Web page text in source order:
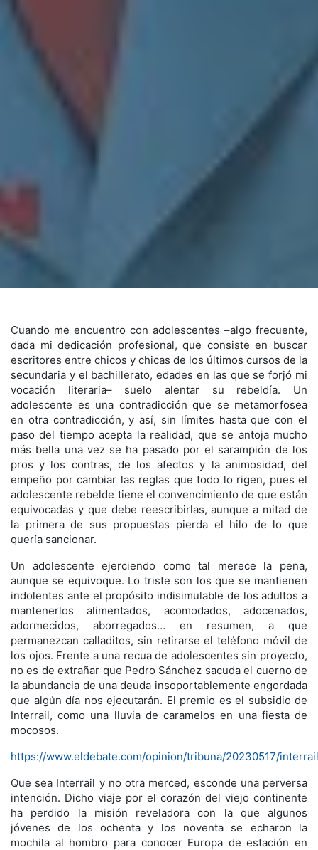
Cuando me encuentro con adolescentes –algo frecuente,
dada mi dedicación profesional, que consiste en buscar
escritores entre chicos y chicas de los últimos cursos de la
secundaria y el bachillerato, edades en las que se forjó mi
vocación literaria– suelo alentar su rebeldía. Un
adolescente es una contradicción que se metamorfosea
en otra contradicción, y así, sin límites hasta que con el
paso del tiempo acepta la realidad, que se antoja mucho
más bella una vez se ha pasado por el sarampión de los
pros y los contras, de los afectos y la animosidad, del
empeño por cambiar las reglas que todo lo rigen, pues el
adolescente rebelde tiene el convencimiento de que están
equivocadas y que debe reescribirlas, aunque a mitad de
la primera de sus propuestas pierda el hilo de lo que
quería sancionar.
Un adolescente ejerciendo como tal merece la pena,
aunque se equivoque. Lo triste son los que se mantienen
indolentes ante el propósito indisimulable de los adultos a
mantenerlos alimentados, acomodados, adocenados,
adormecidos, aborregados… en resumen, a que
permanezcan calladitos, sin retirarse el teléfono móvil de
los ojos. Frente a una recua de adolescentes sin proyecto,
no es de extrañar que Pedro Sánchez sacuda el cuerno de
la abundancia de una deuda insoportablemente engordada
que algún día nos ejecutarán. El premio es el subsidio de
Interrail, como una lluvia de caramelos en una fiesta de
mocosos.
https://www.eldebate.com/opinion/tribuna/20230517/
Que sea Interrail y no otra merced, esconde una perversa
intención. Dicho viaje por el corazón del viejo continente
ha perdido la misión reveladora con la que algunos
jóvenes de los ochenta y los noventa se echaron la
mochila al hombro para conocer Europa de estación en